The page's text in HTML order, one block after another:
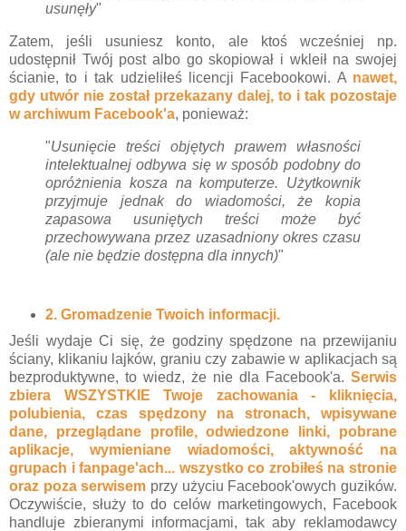
usunęły"
Zatem, jeśli usuniesz konto, ale ktoś wcześniej np.
udostępnił Twój post albo go skopiował i wkleił na swojej
ścianie, to i tak udzieliłeś licencji Facebookowi. A nawet,
gdy utwór nie został przekazany dalej, to i tak pozostaje
w archiwum Facebook'a, ponieważ:
"Usunięcie treści objętych prawem własności
intelektualnej odbywa się w sposób podobny do
opróżnienia kosza na komputerze. Użytkownik
przyjmuje jednak do wiadomości, że kopia
zapasowa usuniętych treści może być
przechowywana przez uzasadniony okres czasu
(ale nie będzie dostępna dla innych)"
2. Gromadzenie Twoich informacji.
Jeśli wydaje Ci się, że godziny spędzone na przewijaniu
ściany, klikaniu lajków, graniu czy zabawie w aplikacjach są
bezproduktywne, to wiedz, że nie dla Facebook'a. Serwis
zbiera WSZYSTKIE Twoje zachowania - kliknięcia,
polubienia, czas spędzony na stronach, wpisywane
dane, przeglądane profile, odwiedzone linki, pobrane
aplikacje, wymieniane wiadomości, aktywność na
grupach i fanpage'ach... wszystko co zrobiłeś na stronie
oraz poza serwisem przy użyciu Facebook'owych guzików.
Oczywiście, służy to do celów marketingowych, Facebook
handluje zbieranymi informacjami, tak aby reklamodawcy